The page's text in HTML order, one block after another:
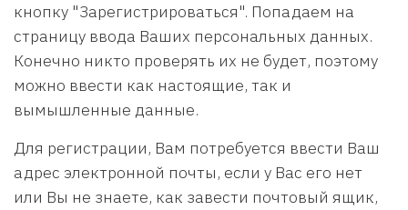
кнопку "Зарегистрироваться". Попадаем на
страницу ввода Ваших персональных данных.
Конечно никто проверять их не будет, поэтому
можно ввести как настоящие, так и
вымышленные данные.
Для регистрации, Вам потребуется ввести Ваш
адрес электронной почты, если у Вас его нет
или Вы не знаете, как завести почтовый ящик,